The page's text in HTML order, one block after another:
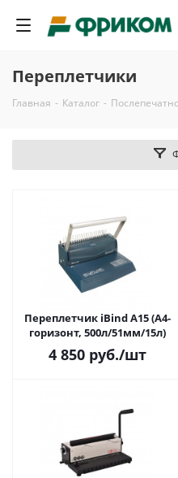
Переплетчики
Главная - Каталог -
Переплетчик iBind A15 (А4-
горизонт, 500л/51мм/15л)
4 850руб./шт